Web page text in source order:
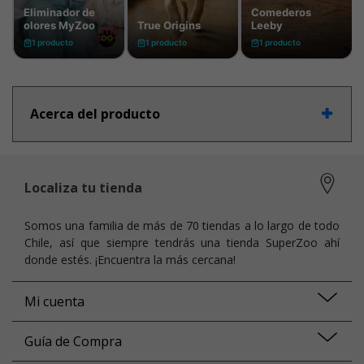
Acerca del producto
Localiza tu tienda
Somos una familia de más de 70 tiendas a lo largo de todo
Chile, así que siempre tendrás una tienda SuperZoo ahí
donde estés. ¡Encuentra la más cercana!
Mi cuenta
Guía de Compra